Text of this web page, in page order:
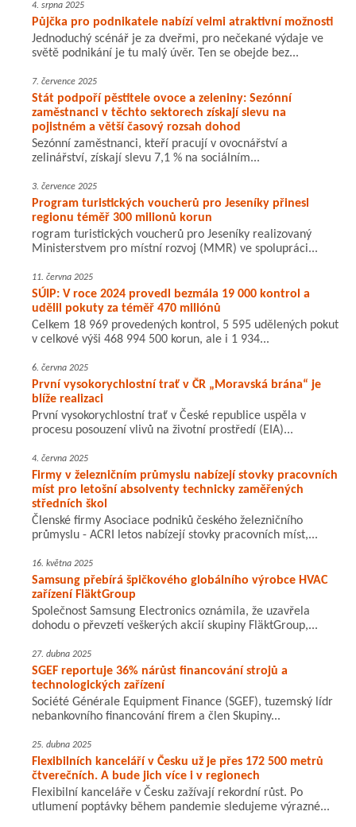
4. srpna 2025
Půjčka pro podnikatele nabízí velmi atraktivní možnosti
Jednoduchý scénář je za dveřmi, pro nečekané výdaje ve
světě podnikání je tu malý úvěr. Ten se obejde bez...
7. července 2025
Stát podpoří pěstitele ovoce a zeleniny: Sezónní
zaměstnanci v těchto sektorech získají slevu na
pojistném a větší časový rozsah dohod
Sezónní zaměstnanci, kteří pracují v ovocnářství a
zelinářství, získají slevu 7,1 % na sociálním...
3. července 2025
Program turistických voucherů pro Jeseníky přinesl
regionu téměř 300 milionů korun
rogram turistických voucherů pro Jeseníky realizovaný
Ministerstvem pro místní rozvoj (MMR) ve spolupráci...
11. června 2025
SÚIP: V roce 2024 provedl bezmála 19 000 kontrol a
udělil pokuty za téměř 470 miliónů
Celkem 18 969 provedených kontrol, 5 595 udělených pokut
v celkové výši 468 994 500 korun, ale i 1 934...
6. června 2025
První vysokorychlostní trať v ČR „Moravská brána“ je
blíže realizaci
První vysokorychlostní trať v České republice uspěla v
procesu posouzení vlivů na životní prostředí (EIA)...
4. června 2025
Firmy v železničním průmyslu nabízejí stovky pracovních
míst pro letošní absolventy technicky zaměřených
středních škol
Členské firmy Asociace podniků českého železničního
průmyslu - ACRI letos nabízejí stovky pracovních míst,...
16. května 2025
Samsung přebírá špičkového globálního výrobce HVAC
zařízení FläktGroup
Společnost Samsung Electronics oznámila, že uzavřela
dohodu o převzetí veškerých akcií skupiny FläktGroup,...
27. dubna 2025
SGEF reportuje 36% nárůst financování strojů a
technologických zařízení
Société Générale Equipment Finance (SGEF), tuzemský lídr
nebankovního financování firem a člen Skupiny...
25. dubna 2025
Flexibilních kanceláří v Česku už je přes 172 500 metrů
čtverečních. A bude jich více i v regionech
Flexibilní kanceláře v Česku zažívají rekordní růst. Po
utlumení poptávky během pandemie sledujeme výrazné...